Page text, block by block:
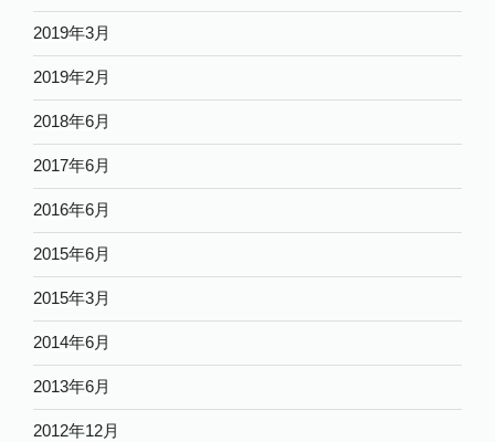
2019年3月
2019年2月
2018年6月
2017年6月
2016年6月
2015年6月
2015年3月
2014年6月
2013年6月
2012年12月